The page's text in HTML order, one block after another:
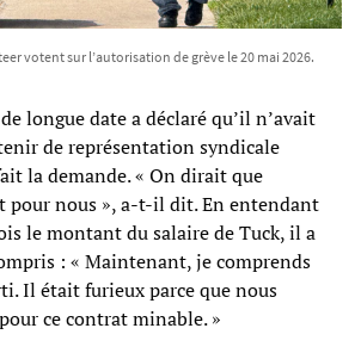
votent sur l’autorisation de grève le 20 mai 2026.
longue date a déclaré qu’il n’avait
de représentation syndicale
la demande. « On dirait que
pour nous », a-t-il dit. En entendant
le montant du salaire de Tuck, il a
: « Maintenant, je comprends
Il était furieux parce que nous
ce contrat minable. »